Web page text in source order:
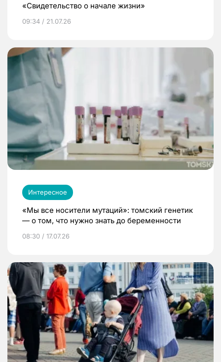
«Свидетельство о начале жизни»
09:34 / 21.07.26
Интересное
«Мы все носители мутаций»: томский генетик
— о том, что нужно знать до беременности
08:30 / 17.07.26